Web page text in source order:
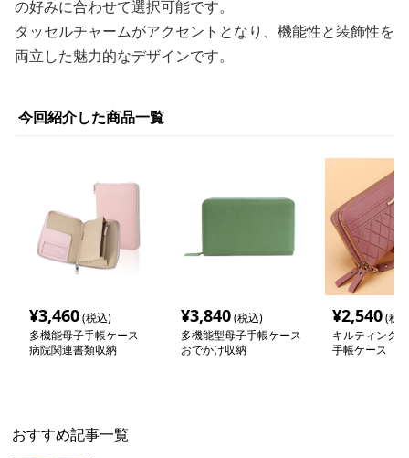
の好みに合わせて選択可能です。
タッセルチャームがアクセントとなり、機能性と装飾性を
両立した魅力的なデザインです。
今回紹介した商品一覧
¥3,460(税込)
多機能母子手帳ケース
病院関連書類収納
¥3,840(税込)
多機能型母子手帳ケース
おでかけ収納
¥2,540(税
キルティング
手帳ケース
おすすめ記事一覧